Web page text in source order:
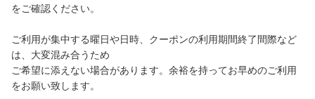
をご確認ください。
ご利用が集中する曜日や日時、クーポンの利用期間終了間際など
は、大変混み合うため
ご希望に添えない場合があります。余裕を持ってお早めのご利用
をお願い致します。